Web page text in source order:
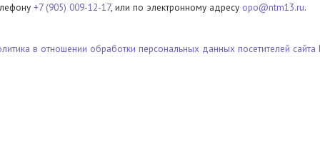
+7 (905) 009-12-17, или по электронному адресу opo@ntm13.ru.
в отношении обработки персональных данных посетителей